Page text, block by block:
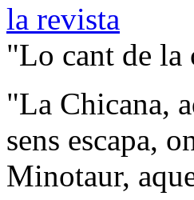
"Lo cant de la
"La Chicana,
sens escapa,
Minotaur,